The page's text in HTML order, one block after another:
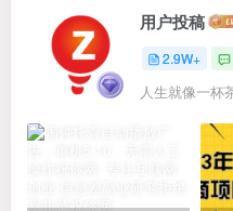
用户投稿
2.9W+
人生就像一杯